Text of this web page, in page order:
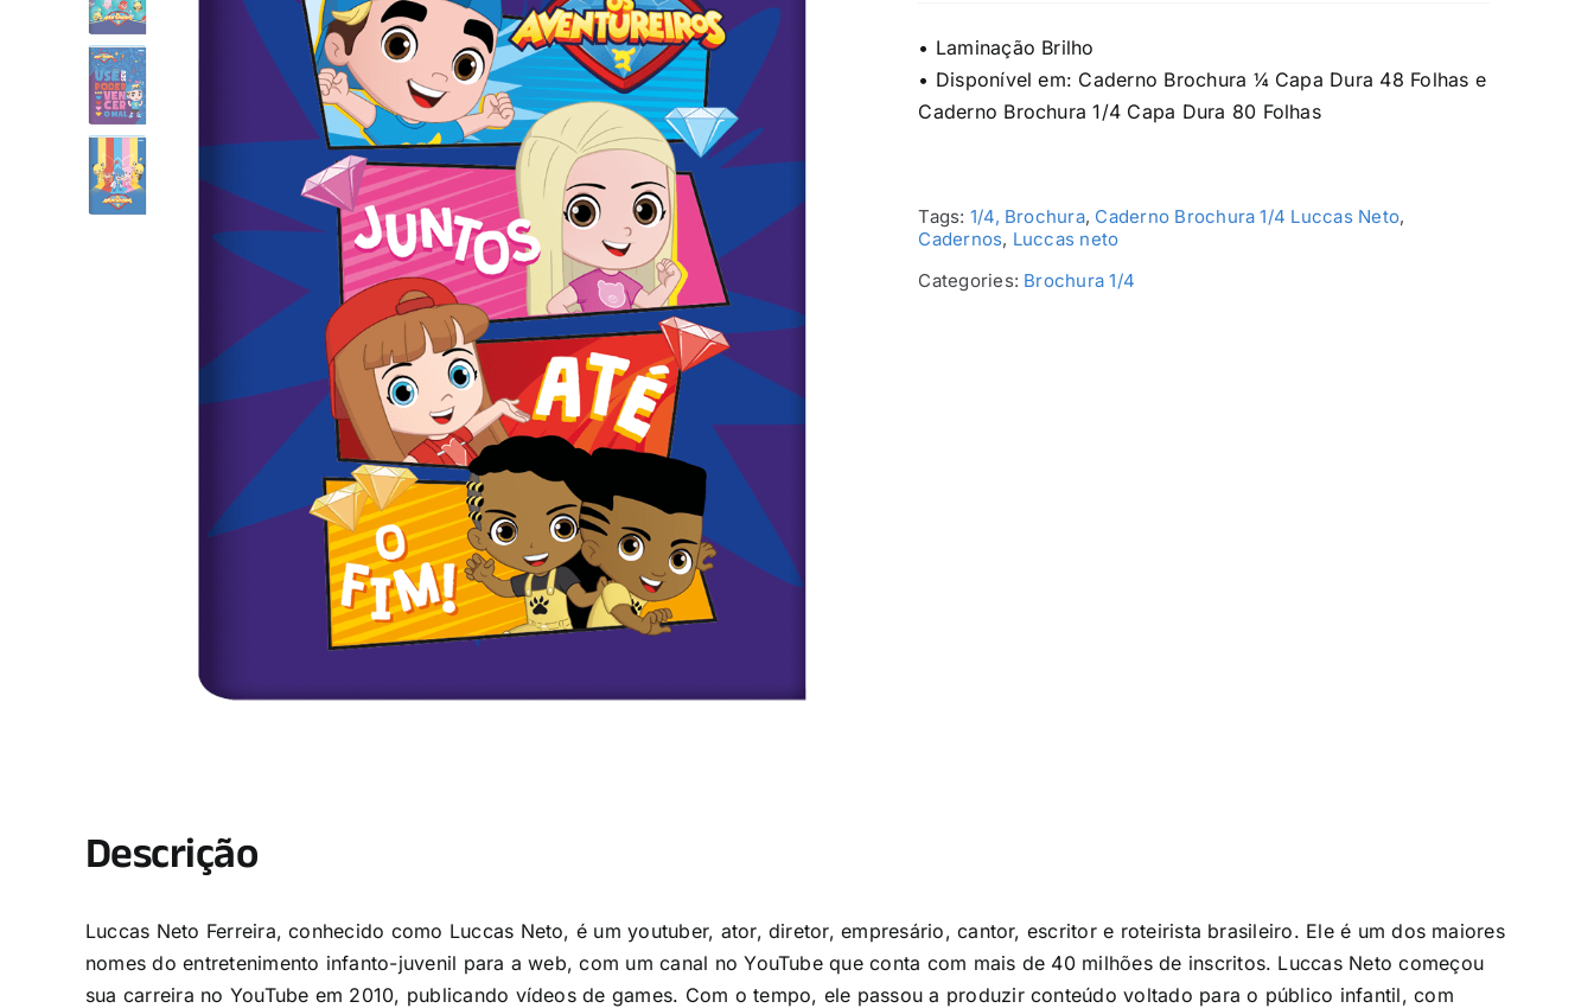
• Laminação Brilho
• Disponível em: Caderno Brochura ¼ Capa Dura 48 Folhas e
Caderno Brochura 1/4 Capa Dura 80 Folhas
Tags: 1/4, Brochura, Caderno Brochura 1/4 Luccas Neto,
Cadernos, Luccas neto
Categories: Brochura 1/4
Descrição
Luccas Neto Ferreira, conhecido como Luccas Neto, é um youtuber, ator, diretor, empresário, cantor, escritor e roteirista brasileiro. Ele é um dos maiores
nomes do entretenimento infanto-juvenil para a web, com um canal no YouTube que conta com mais de 40 milhões de inscritos. Luccas Neto começou
sua carreira no YouTube em 2010, publicando vídeos de games. Com o tempo, ele passou a produzir conteúdo voltado para o público infantil, com